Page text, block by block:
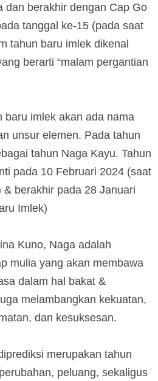
dan berakhir dengan Cap Go
tanggal ke-15 (pada saat
tahun baru imlek dikenal
berarti “malam pergantian
baru imlek akan ada nama
unsur elemen. Pada tahun
tahun Naga Kayu. Tahun
pada 10 Februari 2024 (saat
berakhir pada 28 Januari
Imlek)
Kuno, Naga adalah
mulia yang akan membawa
dalam hal bakat &
melambangkan kekuatan,
dan kesuksesan.
merupakan tahun
peluang, sekaligus